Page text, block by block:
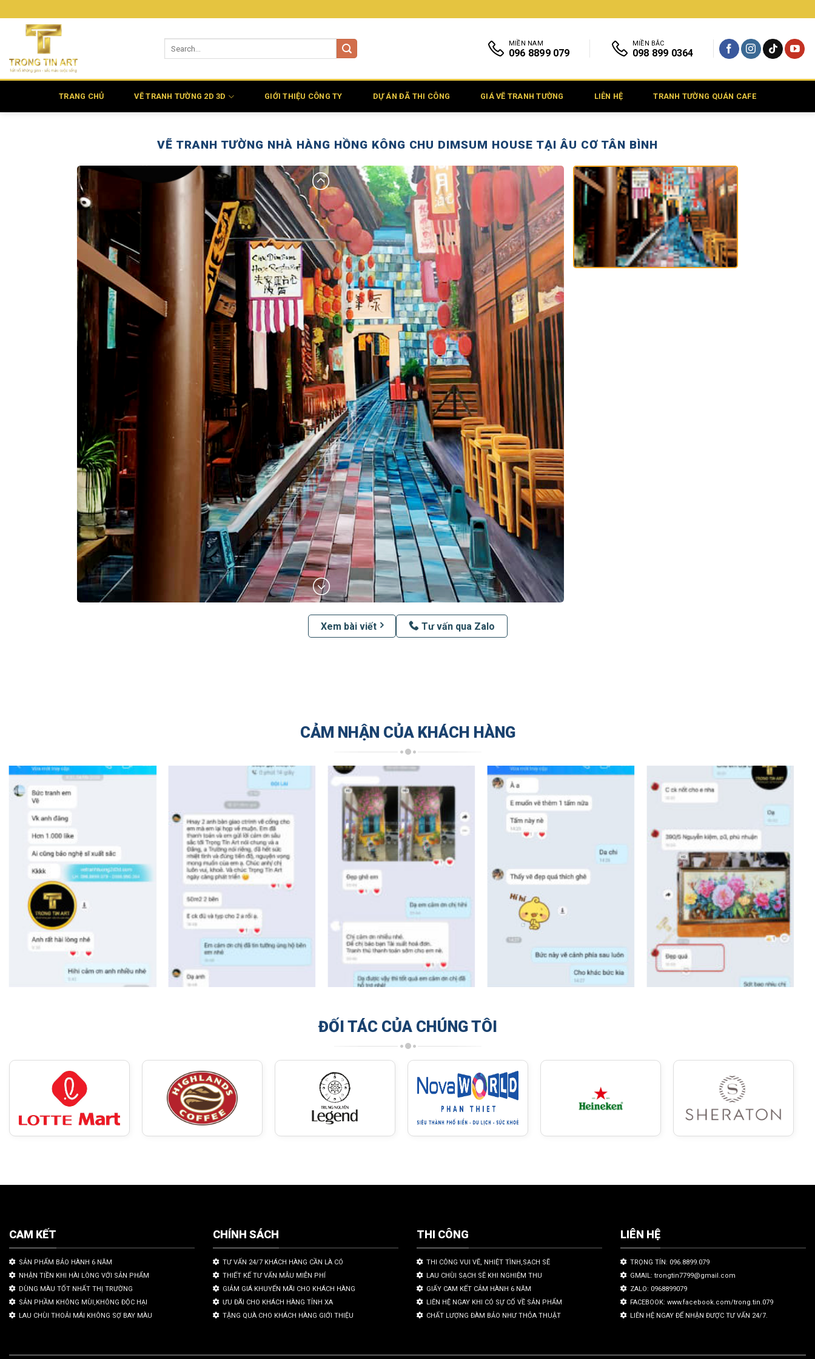
qua
MIỀN NAM
096 8899 079
MIỀN BẮC
098 899 0364
TRANG CHỦ VẼ TRANH TƯỜNG 2D 3D GIỚI THIỆU CÔNG TY DỰ ÁN ĐÃ THI CÔNG GIÁ VẼ TRANH TƯỜNG LIÊN HỆ TRANH TƯỜNG QUÁN CAFE
VẼ TRANH TƯỜNG NHÀ HÀNG HỒNG KÔNG CHU DIMSUM HOUSE TẠI ÂU CƠ TÂN BÌNH
Xem bài viết Tư vấn qua Zalo
CẢM NHẬN CỦA KHÁCH HÀNG
ĐỐI TÁC CỦA CHÚNG TÔI
CAM KẾT
SẢN PHẨM BẢO HÀNH 6 NĂM
NHẬN TIỀN KHI HÀI LÒNG VỚI SẢN PHẨM
DÙNG MÀU TỐT NHẤT THỊ TRƯỜNG
SẢN PHẦM KHÔNG MÙI,KHÔNG ĐỘC HẠI
LAU CHÙI THOẢI MÁI KHÔNG SỢ BAY MÀU
CHÍNH SÁCH
TƯ VẤN 24/7 KHÁCH HÀNG CẦN LÀ CÓ
THIẾT KẾ TƯ VẤN MẪU MIỄN PHÍ
GIẢM GIÁ KHUYẾN MÃI CHO KHÁCH HÀNG
ƯU ĐÃI CHO KHÁCH HÀNG TỈNH XA
TẶNG QUÀ CHO KHÁCH HÀNG GIỚI THIỆU
THI CÔNG
THI CÔNG VUI VẼ, NHIỆT TÌNH,SẠCH SẼ
LAU CHÙI SẠCH SẼ KHI NGHIỆM THU
GIẤY CAM KẾT CẢM HÀNH 6 NĂM
LIÊN HỆ NGAY KHI CÓ SỰ CỐ VỀ SẢN PHẨM
CHẤT LƯỢNG ĐÀM BẢO NHƯ THỎA THUẬT
LIÊN HỆ
TRỌNG TÍN: 096.8899.079
GMAIL: trongtin7799@gmail.com
ZALO: 0968899079
FACEBOOK: www.facebook.com/trong.tin.079
LIÊN HỆ NGAY ĐỂ NHẬN ĐƯỢC TƯ VẤN 24/7.